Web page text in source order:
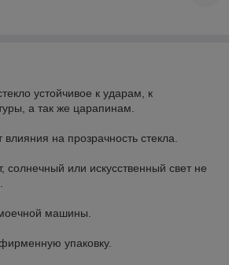
устойчивое к ударам, к
а так же царапинам.
на прозрачность стекла.
солнечный или искусственный свет не
машины.
упаковку.